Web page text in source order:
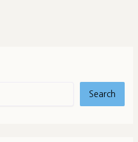
Search